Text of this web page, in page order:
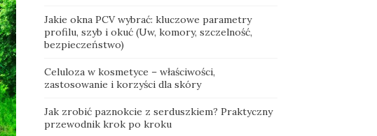
Jakie okna PCV wybrać: kluczowe parametry
profilu, szyb i okuć (Uw, komory, szczelność,
bezpieczeństwo)
Celuloza w kosmetyce – właściwości,
zastosowanie i korzyści dla skóry
Jak zrobić paznokcie z serduszkiem? Praktyczny
przewodnik krok po kroku